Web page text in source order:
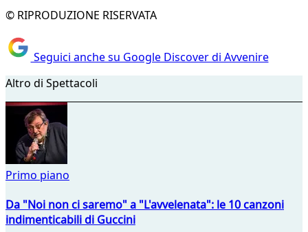
© RIPRODUZIONE RISERVATA
Seguici anche su Google Discover di Avvenire
Altro di Spettacoli
Primo piano
Da "Noi non ci saremo" a "L'avvelenata": le 10 canzoni
indimenticabili di Guccini